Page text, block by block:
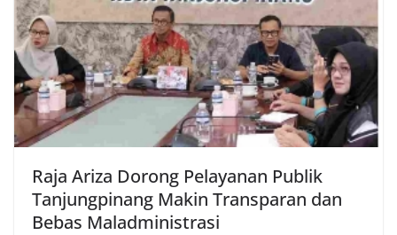
Raja Ariza Dorong Pelayanan Publik
Tanjungpinang Makin Transparan dan
Bebas Maladministrasi